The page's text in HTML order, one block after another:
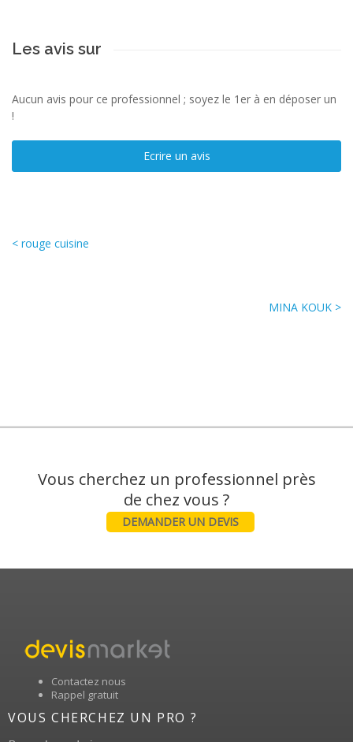
Les avis sur
Aucun avis pour ce professionnel ; soyez le 1er à en déposer un
!
Ecrire un avis
< rouge cuisine
MINA KOUK >
Vous cherchez un professionnel près
DEMANDER UN DEVIS
Contactez nous
Rappel gratuit
VOUS CHERCHEZ UN PRO ?